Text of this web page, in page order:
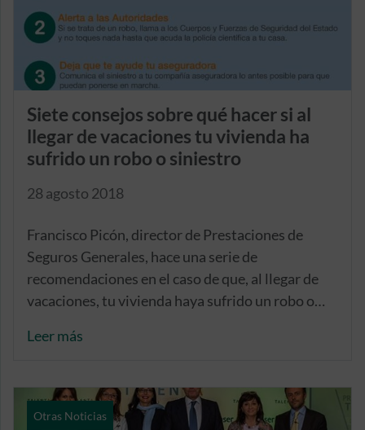
Siete consejos sobre qué hacer si al
llegar de vacaciones tu vivienda ha
sufrido un robo o siniestro
28 agosto 2018
Francisco Picón, director de Prestaciones de
Seguros Generales, hace una serie de
recomendaciones en el caso de que, al llegar de
vacaciones, tu vivienda haya sufrido un robo o
Leer más
Otras Noticias